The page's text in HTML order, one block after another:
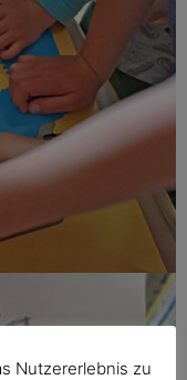
Nutzererlebnis zu